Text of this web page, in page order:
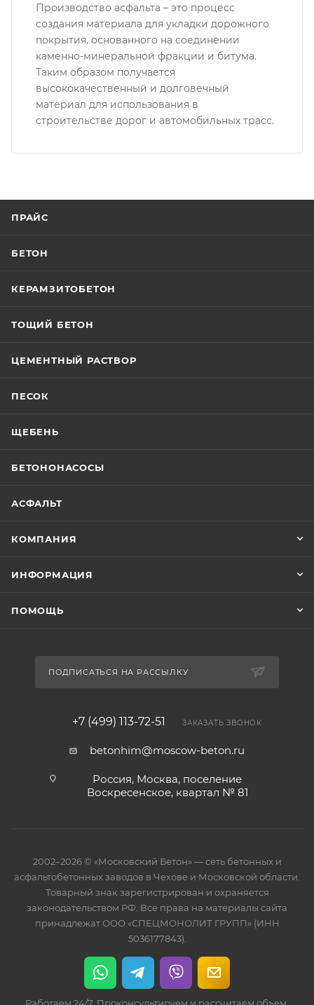
Производство асфальта – это процесс
создания материала для укладки дорожного
покрытия, основанного на соединении
каменно-минеральной фракции и битума.
Таким образом получается
высококачественный и долговечный
материал для использования в
строительстве дорог и автомобильных трасс.
ПРАЙС
БЕТОН
КЕРАМЗИТОБЕТОН
ТОЩИЙ БЕТОН
ЦЕМЕНТНЫЙ РАСТВОР
ПЕСОК
ЩЕБЕНЬ
БЕТОНОНАСОСЫ
АСФАЛЬТ
КОМПАНИЯ
ИНФОРМАЦИЯ
ПОМОЩЬ
ПОДПИСАТЬСЯ НА РАССЫЛКУ
+7 (499) 113-72-51 ЗАКАЗАТЬ ЗВОНОК
betonhim@moscow-beton.ru
Россия, Москва, поселение
Воскресенское, квартал № 81
2002–2026 © «Московский Бетон» — сеть бетонных и
асфальтобетонных заводов в Чехове и Московской области.
Товарный знак зарегистрирован и охраняется
законодательством РФ. Все права на материалы сайта
принадлежат ООО «СПЕЦМОНОЛИТ ГРУПП» (ИНН
5036177843).